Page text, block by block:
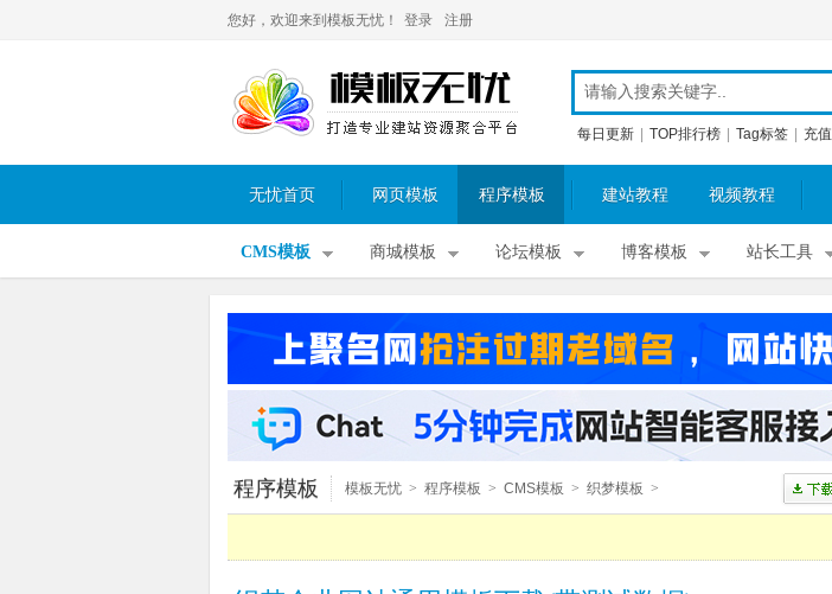
您好，欢迎来到模板无忧！ 登录 注册
每日更新 TOP排行榜 Tag标签 充值
无忧首页 网页模板 程序模板 建站教程 视频教程
CMS模板 商城模板 论坛模板 博客模板 站长工具
程序模板 模板无忧 > 程序模板 > CMS模板 > 织梦模板 >